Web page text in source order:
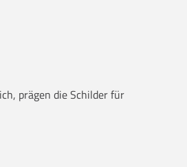
prägen die Schilder für